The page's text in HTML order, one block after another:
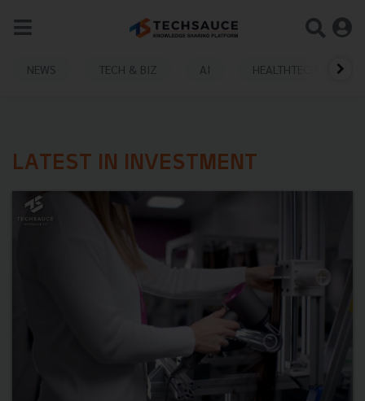
NEWS TECH & BIZ AI HEALTHTECH
LATEST IN INVESTMENT